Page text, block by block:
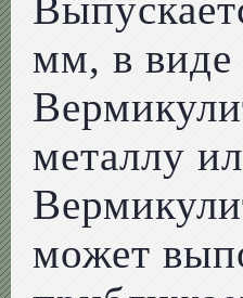
мм, в виде
металлу
может